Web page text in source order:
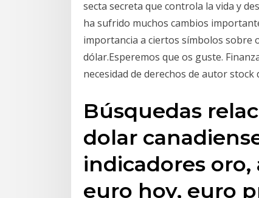
secta secreta que controla la vida y
ha sufrido muchos cambios
importancia a ciertos símbolos sobre
dólar.Esperemos que os guste.
necesidad de derechos de autor
Búsquedas
dolar
indicadores
euro hoy, euro